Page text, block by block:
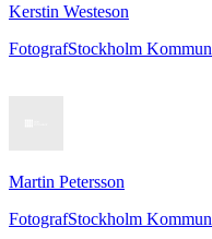
Kerstin Westeson
FotografStockholm Kommun
Martin Petersson
FotografStockholm Kommun